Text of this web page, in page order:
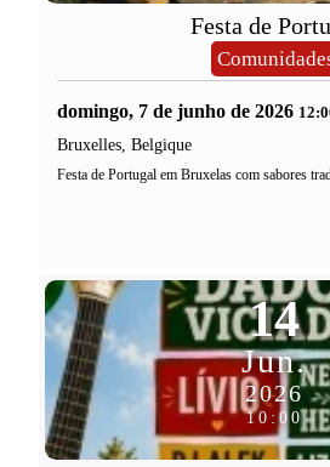
Festa de
domingo, 7 de junho de 2026
Bruxelles, Belgique
Festa de Portugal em Bruxelas com sabores
14
Jun.
2026
10:00